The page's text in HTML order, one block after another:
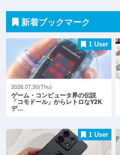
新着ブックマーク
1 User
2026.07.30(Thu)
ゲーム・コンピュータ界の伝説
「コモドール」からレトロなY2K
デ…
1 User